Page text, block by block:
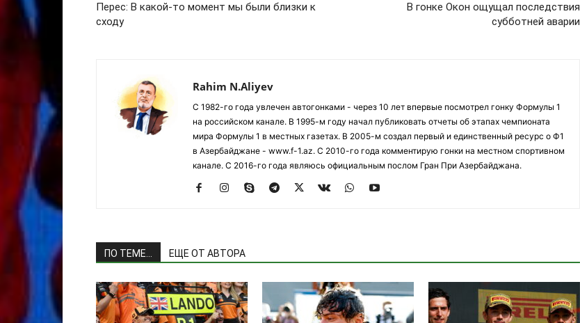
Перес: В какой-то момент мы были близки к
сходу
В гонке Окон ощущал последствия
субботней аварии
Rahim N.Aliyev
С 1982-го года увлечен автогонками - через 10 лет впервые посмотрел гонку Формулы 1
на российском канале. В 1995-м году начал публиковать отчеты об этапах чемпионата
мира Формулы 1 в местных газетах. В 2005-м создал первый и единственный ресурс о Ф1
в Азербайджане - www.f-1.az. С 2010-го года комментирую гонки на местном спортивном
канале. С 2016-го года являюсь официальным послом Гран При Азербайджана.
ПО ТЕМЕ... ЕЩЕ ОТ АВТОРА